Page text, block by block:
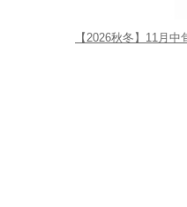
【2026秋冬】11月